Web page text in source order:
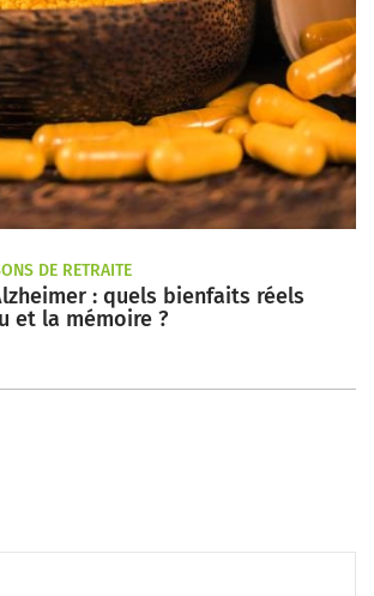
DE RETRAITE
: quels bienfaits réels
et la mémoire ?